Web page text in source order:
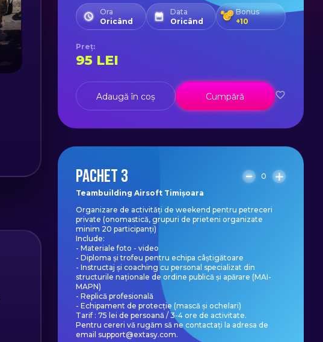
Ora
Oricând
Data
Oricând
Bonus
+10
Preț:
95 LEI
Adaugă în coș Cumpără
PACHET 3
0
Teambuilding Airsoft Timișoara
Organizare de activități de weekend pentru petreceri
private (onomastică, grupuri de prieteni organizate
minim 20 participanți)
Include:
- Materiale foto - video
- Diploma și trofeu pentru echipa câștigătoare
- Instructaj și coaching cu personal specializat din
structurile naționale de ordine publică și apărare (MAI-
MAPN)
- Replică profesională
- Echipament de protecție (mască și ochelari)
Tarif : 75 lei de persoană / 3-4 ore de activitate.
Pentru cereri vă rugăm să ne contactați la adresa de
email support@extasy.com.